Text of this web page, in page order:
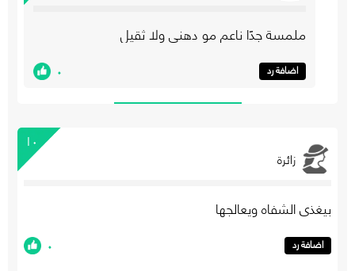
ملمسة جدًا ناعم مو دهني ولا ثقيل
اضافة رد ٠
١٠
زائرة
بيغذي الشفاه ويعالجها
اضافة رد ٠